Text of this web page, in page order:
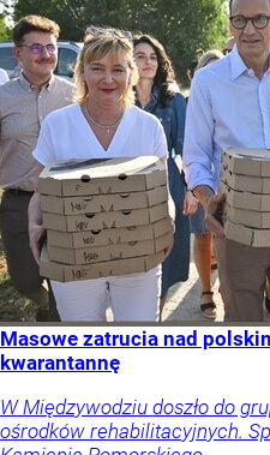
Masowe zatrucia nad
kwarantannę
W Międzywodziu doszło do
ośrodków rehabilitacyjnych.